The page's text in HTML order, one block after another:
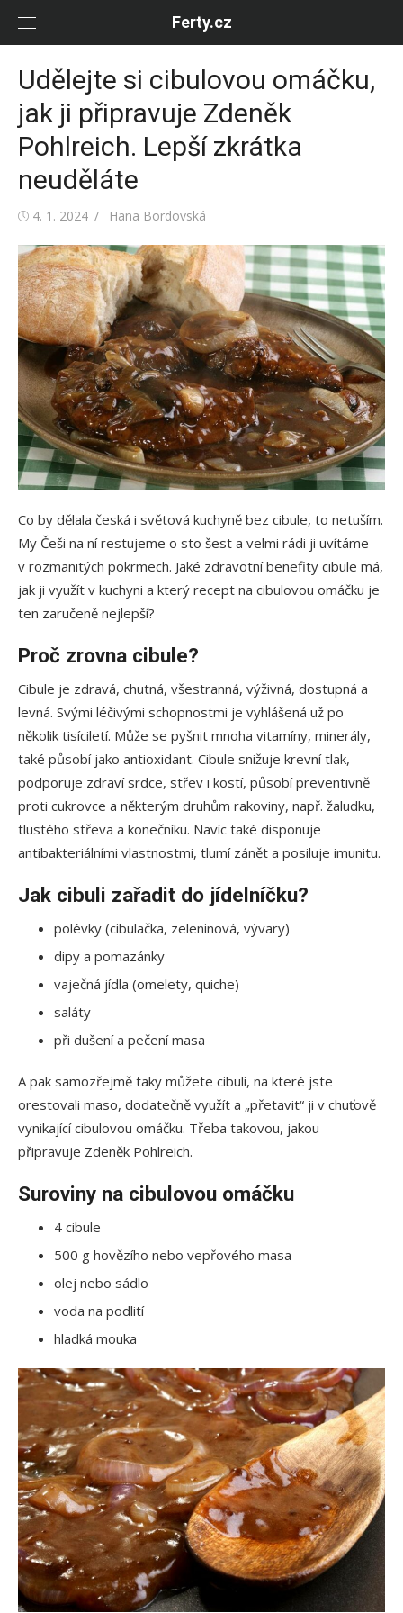
Ferty.cz
Udělejte si cibulovou omáčku,
jak ji připravuje Zdeněk
Pohlreich. Lepší zkrátka
neuděláte
Posted
4. 1. 2024 Author
Hana Bordovská
Co by dělala česká i světová kuchyně bez cibule, to netuším.
My Češi na ní restujeme o sto šest a velmi rádi ji uvítáme
v rozmanitých pokrmech. Jaké zdravotní benefity cibule má,
jak ji využít v kuchyni a který recept na cibulovou omáčku je
ten zaručeně nejlepší?
Proč zrovna cibule?
Cibule je zdravá, chutná, všestranná, výživná, dostupná a
levná. Svými léčivými schopnostmi je vyhlášená už po
několik tisíciletí. Může se pyšnit mnoha vitamíny, minerály,
také působí jako antioxidant. Cibule snižuje krevní tlak,
podporuje zdraví srdce, střev i kostí, působí preventivně
proti cukrovce a některým druhům rakoviny, např. žaludku,
tlustého střeva a konečníku. Navíc také disponuje
antibakteriálními vlastnostmi, tlumí zánět a posiluje imunitu.
Jak cibuli zařadit do jídelníčku?
polévky (cibulačka, zeleninová, vývary)
dipy a pomazánky
vaječná jídla (omelety, quiche)
saláty
při dušení a pečení masa
A pak samozřejmě taky můžete cibuli, na které jste
orestovali maso, dodatečně využít a „přetavit“ ji v chuťově
vynikající cibulovou omáčku. Třeba takovou, jakou
připravuje Zdeněk Pohlreich.
Suroviny na cibulovou omáčku
4 cibule
500 g hovězího nebo vepřového masa
olej nebo sádlo
voda na podlití
hladká mouka